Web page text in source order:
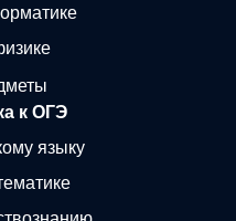
к ОГЭ
языку